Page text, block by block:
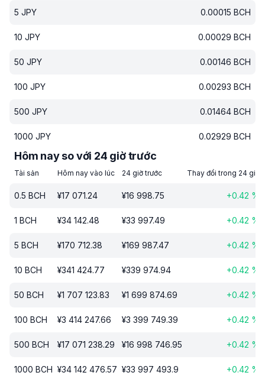
5 JPY 0.00015 BCH
10 JPY 0.00029 BCH
50 JPY 0.00146 BCH
100 JPY 0.00293 BCH
500 JPY 0.01464 BCH
1000 JPY 0.02929 BCH
Hôm nay so với 24 giờ trước
Tài sản Hôm nay vào lúc 24 giờ trước Thay đổi trong 24 giờ
0.5 BCH ¥17 071.24 ¥16 998.75 +0.42 %
1 BCH ¥34 142.48 ¥33 997.49 +0.42 %
5 BCH ¥170 712.38 ¥169 987.47 +0.42 %
10 BCH ¥341 424.77 ¥339 974.94 +0.42 %
50 BCH ¥1 707 123.83 ¥1 699 874.69 +0.42 %
100 BCH ¥3 414 247.66 ¥3 399 749.39 +0.42 %
500 BCH ¥17 071 238.29 ¥16 998 746.95 +0.42 %
1000 BCH ¥34 142 476.57 ¥33 997 493.9 +0.42 %